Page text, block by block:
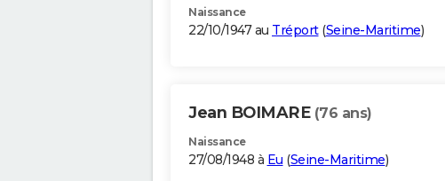
Naissance
22/10/1947 au Tréport(Seine-Maritime)
Jean BOIMARE (76 ans)
Naissance
27/08/1948 à Eu (Seine-Maritime)